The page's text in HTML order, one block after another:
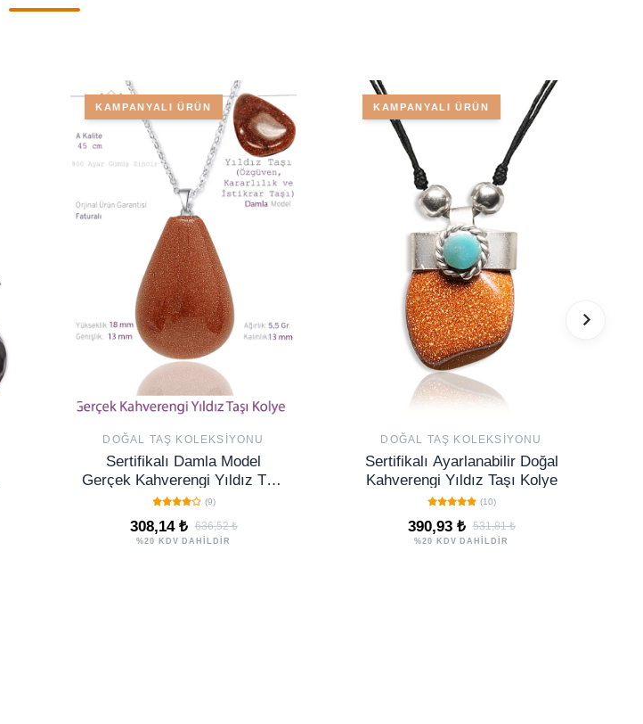
KAMPANYALI ÜRÜN
DOĞAL TAŞ KOLEKSIYONU
Sertifikalı Damla Model
Gerçek Kahverengi Yıldız Taşı
Kolye (9)
308,14 ₺ 636,52 ₺
%20 KDV DAHİLDİR
KAMPANYALI ÜRÜN
DOĞAL TAŞ KOLEKSIYONU
Sertifikalı Ayarlanabilir Doğal
Kahverengi Yıldız Taşı Kolye
(10)
390,93 ₺ 531,81 ₺
%20 KDV DAHİLDİR